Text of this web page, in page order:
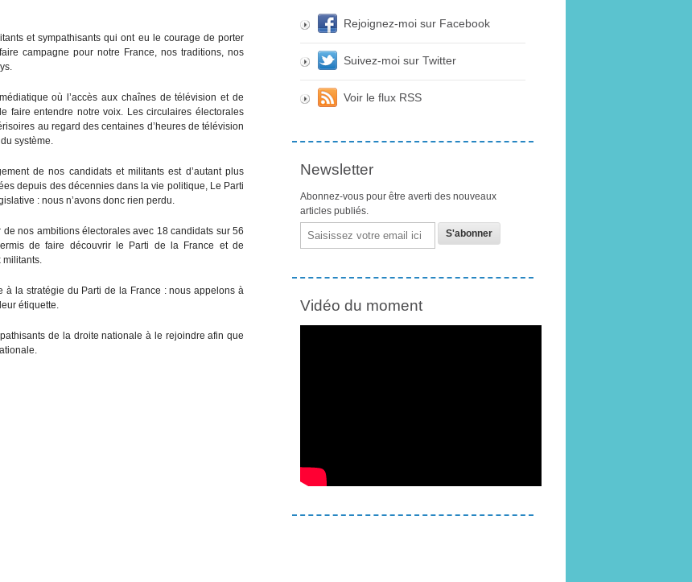
et sympathisants qui ont eu le courage de porter
campagne pour notre France, nos traditions, nos
où l’accès aux chaînes de télévision et de
faire entendre notre voix. Les circulaires électorales
au regard des centaines d’heures de télévision
système.
de nos candidats et militants est d’autant plus
depuis des décennies dans la vie politique, Le Parti
: nous n’avons donc rien perdu.
nos ambitions électorales avec 18 candidats sur 56
de faire découvrir le Parti de la France et de
militants.
la stratégie du Parti de la France : nous appelons à
étiquette.
de la droite nationale à le rejoindre afin que
Rejoignez-moi sur Facebook
Suivez-moi sur Twitter
Voir le flux RSS
Newsletter
Abonnez-vous pour être averti des nouveaux
articles publiés.
Email
Vidéo du moment